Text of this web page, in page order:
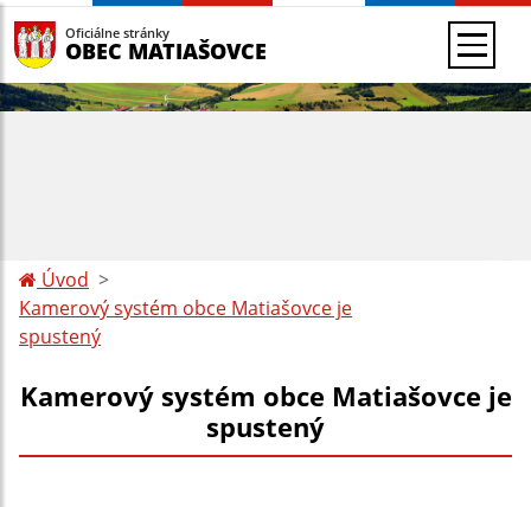
Oficiálne stránky
OBEC MATIAŠOVCE
Úvod
Kamerový systém obce Matiašovce je
spustený
Kamerový systém obce Matiašovce je
spustený